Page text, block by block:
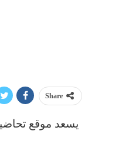
Share
يسعد موقع